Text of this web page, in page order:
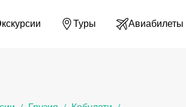
Туры Авиабилеты